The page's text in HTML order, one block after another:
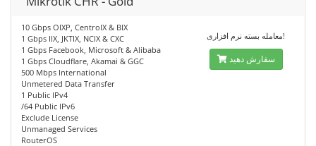
10 Gbps OIXP, CentroIX & BIX
1 Gbps IIX, JKTIX, NCIX & CXC
1 Gbps Facebook, Microsoft & Alibaba
1 Gbps Cloudflare, Akamai & GGC
500 Mbps International
Unmetered Data Transfer
1 Public IPv4
/64 Public IPv6
Exclude License
Unmanaged Services
RouterOS
معامله بسته نرم افزاری!
سفارش دهید